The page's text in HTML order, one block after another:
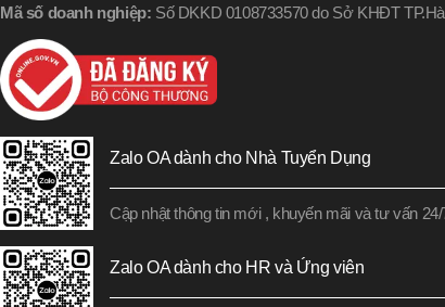
Mã số doanh nghiệp: Số DKKD 0108733570 do Sở KHĐT
Zalo OA dành cho Nhà Tuyển Dụng
Cập nhật thông tin mới , khuyến mãi và tư vấn
Zalo OA dành cho HR và Ứng viên